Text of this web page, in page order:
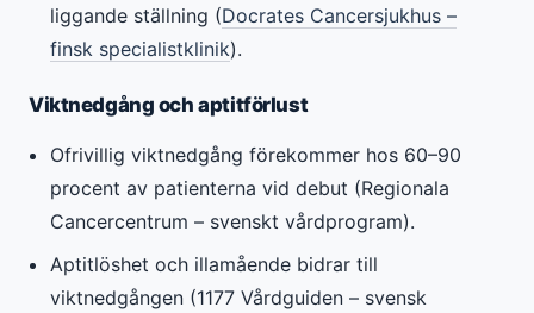
liggande ställning (Docrates Cancersjukhus –
finsk specialistklinik).
Viktnedgång och aptitförlust
Ofrivillig viktnedgång förekommer hos 60–90
procent av patienterna vid debut (Regionala
Cancercentrum – svenskt vårdprogram).
Aptitlöshet och illamående bidrar till
viktnedgången (1177 Vårdguiden – svensk